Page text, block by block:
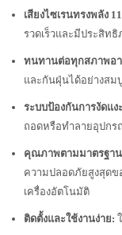
เสียงไซเรนทรงพลัง
รวดเร็วและมีประสิท
ทนทานต่อทุกสภาพอา
และกันฝุ่นได้อย่างสม
ระบบป้องกันการงัดแง
ถอดหรือทำลายอุปกร
คุณภาพตามมาตรฐาน
ความปลอดภัยสูงสุดข
เครื่องอัตโนมัติ
ติดตั้งและใช้งานง่าย: